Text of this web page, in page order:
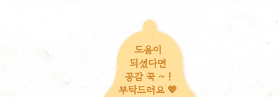
도움이
되셨다면
공감 꾹 ~ !
부탁드려요 💖